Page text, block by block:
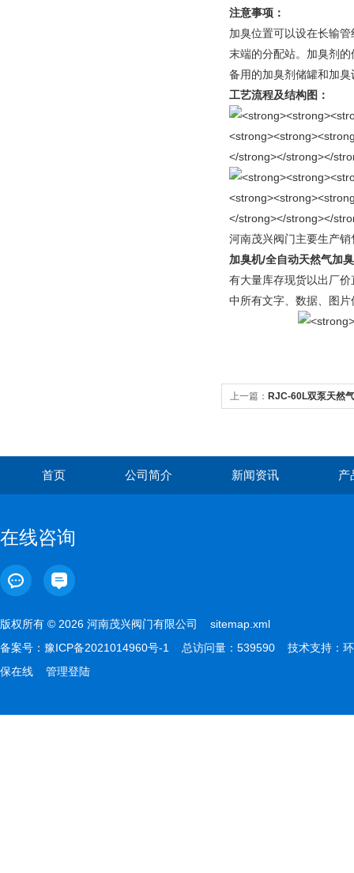
注意事项：
加臭位置可以设在长输
末端的分配站。加臭剂
备用的加臭剂储罐和加
工艺流程及结构图：
河南茂兴阀门主要生产销
加臭机/全自动天然气加
有大量库存现货以出厂
中所有文字、数据、图片
上一篇： RJC-60L双泵天然
首页 公司简介 新闻资讯 产
在线咨询
版权所有 © 2026 河南茂兴阀门有限公司 sitemap.xml
备案号： 豫ICP备2021014960号-1 总访问量：539590 技术支持： 环
保在线
管理登陆